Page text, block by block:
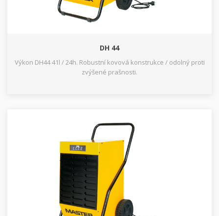
DH 44
Výkon DH44 41l / 24h. Robustní kovová konstrukce / odolný proti
zvýšené prašnosti.